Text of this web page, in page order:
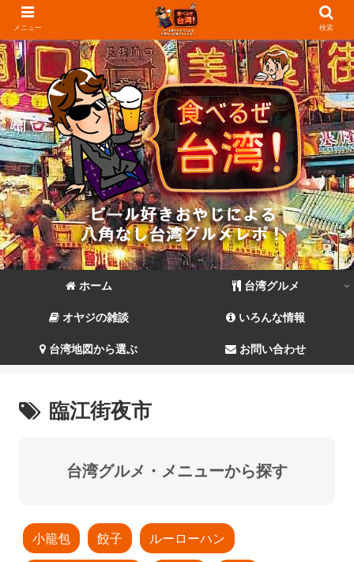
ホーム 台湾グルメ
オヤジの雑談 いろんな情報
台湾地図から選ぶ お問い合わせ
臨江街夜市
台湾グルメ・メニューから探す
小籠包 餃子 ルーローハン
メニュー 検索